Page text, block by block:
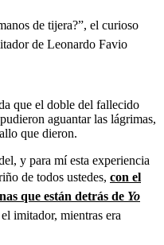
de tijera?”, el curioso
de Leonardo Favio
que el doble del fallecido
aguantar las lágrimas,
que dieron.
y para mí esta experiencia
de todos ustedes, con el
que están detrás de Yo
imitador, mientras era